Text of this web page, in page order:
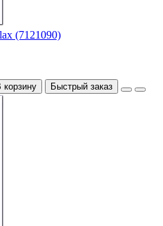
(7121090)
корзину Быстрый заказ